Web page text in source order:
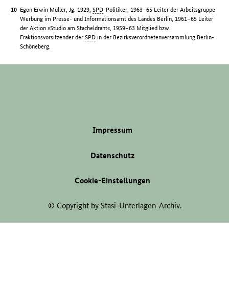
Egon Erwin Müller, Jg. 1929,SPD-Politiker, 1963–65 Leiter der Arbeitsgruppe
Werbung im Presse- und Informationsamt des Landes Berlin, 1961–65 Leiter
der Aktion »Studio am Stacheldraht«, 1959–63 Mitglied bzw.
Fraktionsvorsitzender derSPD in der Bezirksverordnetenversammlung Berlin-
Schöneberg.
Impressum
Datenschutz
Cookie-Einstellungen
© Copyright by Stasi-Unterlagen-Archiv.